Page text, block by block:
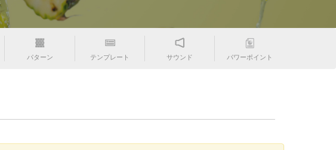
パターン テンプレート サウンド パワーポイント